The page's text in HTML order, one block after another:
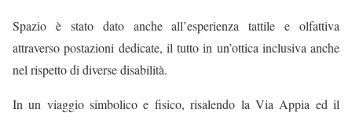
Spazio è stato dato anche all’esperienza tattile e olfattiva
attraverso postazioni dedicate, il tutto in un’ottica inclusiva anche
nel rispetto di diverse disabilità.
In un viaggio simbolico e fisico, risalendo la Via Appia ed il